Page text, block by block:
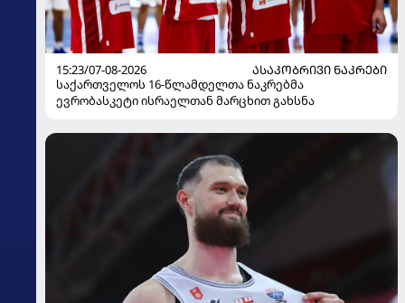
15:23/07-08-2026
ᲐᲡᲐᲙᲝᲑᲠᲘᲕᲘ ᲜᲐᲙᲠᲔᲑᲘ
საქართველოს 16-წლამდელთა ნაკრებმა
ევრობასკეტი ისრაელთან მარცხით გახსნა